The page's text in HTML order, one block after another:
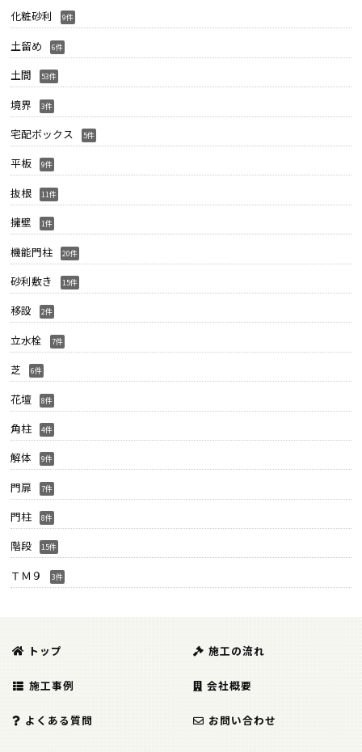
化粧砂利 9件
土留め 6件
土間 53件
境界 3件
宅配ボックス 5件
平板 9件
抜根 11件
擁壁 1件
機能門柱 20件
砂利敷き 15件
移設 2件
立水栓 7件
芝 6件
花壇 8件
角柱 4件
解体 9件
門扉 7件
門柱 8件
階段 15件
ＴＭ９ 3件
トップ 施工の流れ
施工事例 会社概要
よくある質問 お問い合わせ